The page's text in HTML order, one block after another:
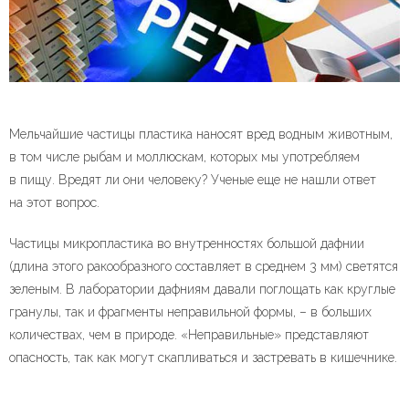
Мельчайшие частицы пластика наносят вред водным животным,
в том числе рыбам и моллюскам, которых мы употребляем
в пищу. Вредят ли они человеку? Ученые еще не нашли ответ
на этот вопрос.
Частицы микропластика во внутренностях большой дафнии
(длина этого ракообразного составляет в среднем 3 мм) светятся
зеленым. В лаборатории дафниям давали поглощать как круглые
гранулы, так и фрагменты неправильной формы, – в больших
количествах, чем в природе. «Неправильные» представляют
опасность, так как могут скапливаться и застревать в кишечнике.